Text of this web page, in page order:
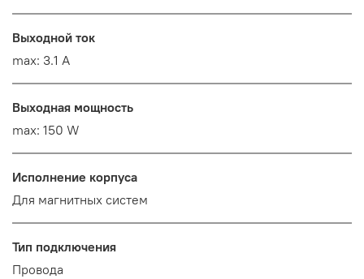
Выходной ток
max: 3.1 A
Выходная мощность
max: 150 W
Исполнение корпуса
Для магнитных систем
Тип подключения
Провода